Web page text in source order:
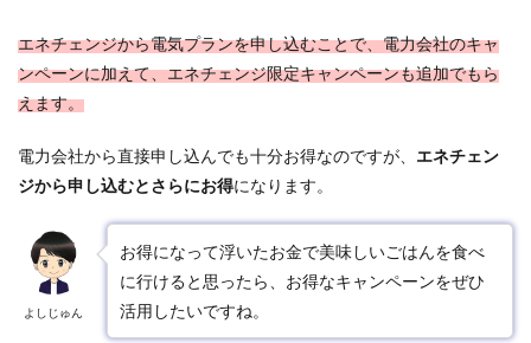
エネチェンジから電気プランを申し込むことで、電力会社のキャ
ンペーンに加えて、エネチェンジ限定キャンペーンも追加でもら
えます。
電力会社から直接申し込んでも十分お得なのですが、 エネチェン
ジから申し込むとさらにお得になります。
よしじゅん
お得になって浮いたお金で美味しいごはんを食べ
に行けると思ったら、お得なキャンペーンをぜひ
活用したいですね。